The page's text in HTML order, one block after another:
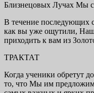
Близнецовых Лучах Мы
В течение последующих
как вы уже ощутили, Наш
приходить к вам из
ТРАКТАТ
Когда ученики обретут
то, что Мы им